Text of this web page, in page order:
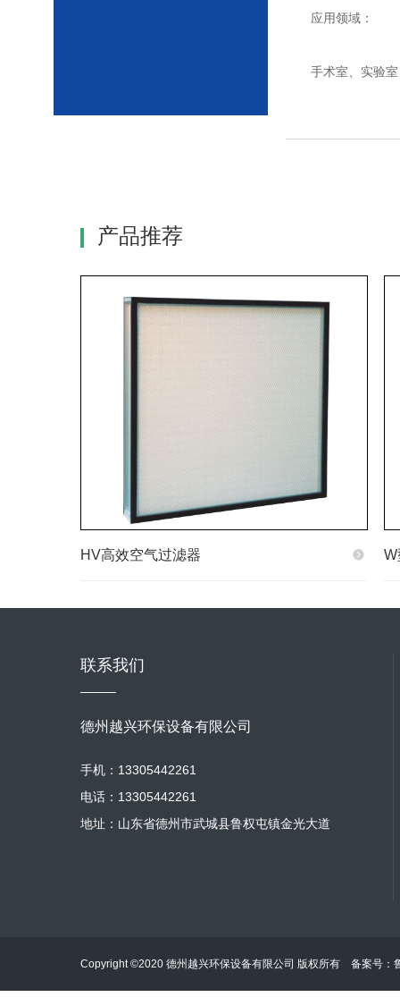
应用领域：
手术室、实验室
产品推荐
HV高效空气过滤器 W
联系我们
德州越兴环保设备有限公司
手机：13305442261
电话：13305442261
地址：山东省德州市武城县鲁权屯镇金光大道
Copyright ©2020 德州越兴环保设备有限公司 版权所有 备案号：